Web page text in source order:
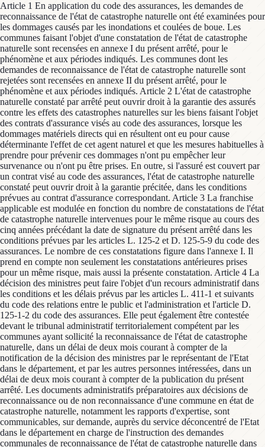
Article 1 En application du code des assurances, les demandes de
reconnaissance de l'état de catastrophe naturelle ont été examinées pour
les dommages causés par les inondations et coulées de boue. Les
communes faisant l'objet d'une constatation de l'état de catastrophe
naturelle sont recensées en annexe I du présent arrêté, pour le
phénomène et aux périodes indiqués. Les communes dont les
demandes de reconnaissance de l'état de catastrophe naturelle sont
rejetées sont recensées en annexe II du présent arrêté, pour le
phénomène et aux périodes indiqués. Article 2 L'état de catastrophe
naturelle constaté par arrêté peut ouvrir droit à la garantie des assurés
contre les effets des catastrophes naturelles sur les biens faisant l'objet
des contrats d'assurance visés au code des assurances, lorsque les
dommages matériels directs qui en résultent ont eu pour cause
déterminante l'effet de cet agent naturel et que les mesures habituelles à
prendre pour prévenir ces dommages n'ont pu empêcher leur
survenance ou n'ont pu être prises. En outre, si l'assuré est couvert par
un contrat visé au code des assurances, l'état de catastrophe naturelle
constaté peut ouvrir droit à la garantie précitée, dans les conditions
prévues au contrat d'assurance correspondant. Article 3 La franchise
applicable est modulée en fonction du nombre de constatations de l'état
de catastrophe naturelle intervenues pour le même risque au cours des
cinq années précédant la date de signature du présent arrêté dans les
conditions prévues par les articles L. 125-2 et D. 125-5-9 du code des
assurances. Le nombre de ces constatations figure dans l'annexe I. Il
prend en compte non seulement les constatations antérieures prises
pour un même risque, mais aussi la présente constatation. Article 4 La
décision des ministres peut faire l'objet d'un recours administratif dans
les conditions et les délais prévus par les articles L. 411-1 et suivants
du code des relations entre le public et l'administration et l'article D.
125-1-2 du code des assurances. Elle peut également être contestée
devant le tribunal administratif territorialement compétent par les
communes ayant sollicité la reconnaissance de l'état de catastrophe
naturelle, dans un délai de deux mois courant à compter de la
notification de la décision des ministres par le représentant de l'Etat
dans le département, et par les autres personnes intéressées, dans un
délai de deux mois courant à compter de la publication du présent
arrêté. Les documents administratifs préparatoires aux décisions de
reconnaissance ou de non reconnaissance d'une commune en état de
catastrophe naturelle, notamment les rapports d'expertise, sont
communicables, sur demande, auprès du service déconcentré de l'Etat
dans le département en charge de l'instruction des demandes
communales de reconnaissance de l'état de catastrophe naturelle dans